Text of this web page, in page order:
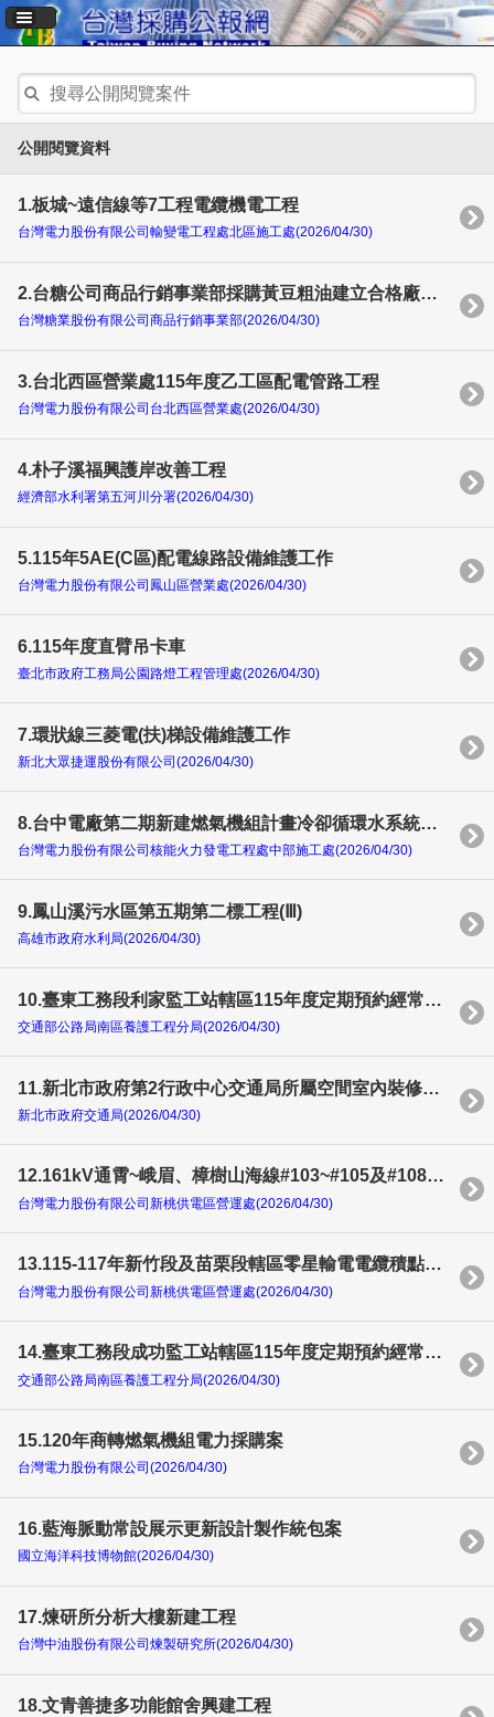
公開閱覽資料
1.板城~遠信線等7工程電纜機電工程
台灣電力股份有限公司輸變電工程處北區施工處(2026/04/30)
2.台糖公司商品行銷事業部採購黃豆粗油建立合格廠商名單資格審查
台灣糖業股份有限公司商品行銷事業部(2026/04/30)
3.台北西區營業處115年度乙工區配電管路工程
台灣電力股份有限公司台北西區營業處(2026/04/30)
4.朴子溪福興護岸改善工程
經濟部水利署第五河川分署(2026/04/30)
5.115年5AE(C區)配電線路設備維護工作
台灣電力股份有限公司鳳山區營業處(2026/04/30)
6.115年度直臂吊卡車
臺北市政府工務局公園路燈工程管理處(2026/04/30)
7.環狀線三菱電(扶)梯設備維護工作
新北大眾捷運股份有限公司(2026/04/30)
8.台中電廠第二期新建燃氣機組計畫冷卻循環水系統抽水機房工程
台灣電力股份有限公司核能火力發電工程處中部施工處(2026/04/30)
9.鳳山溪污水區第五期第二標工程(Ⅲ)
高雄市政府水利局(2026/04/30)
10.臺東工務段利家監工站轄區115年度定期預約經常性災害緊急修復工程（第二期）
交通部公路局南區養護工程分局(2026/04/30)
11.新北市政府第2行政中心交通局所屬空間室內裝修及搬遷工程
新北市政府交通局(2026/04/30)
12.161kV通霄~峨眉、樟樹山海線#103~#105及#108鐵塔改建工程
台灣電力股份有限公司新桃供電區營運處(2026/04/30)
13.115-117年新竹段及苗栗段轄區零星輸電電纜積點工程
台灣電力股份有限公司新桃供電區營運處(2026/04/30)
14.臺東工務段成功監工站轄區115年度定期預約經常性災害緊急修復工程（第二期）
交通部公路局南區養護工程分局(2026/04/30)
15.120年商轉燃氣機組電力採購案
台灣電力股份有限公司(2026/04/30)
16.藍海脈動常設展示更新設計製作統包案
國立海洋科技博物館(2026/04/30)
17.煉研所分析大樓新建工程
台灣中油股份有限公司煉製研究所(2026/04/30)
18.文青善捷多功能館舍興建工程